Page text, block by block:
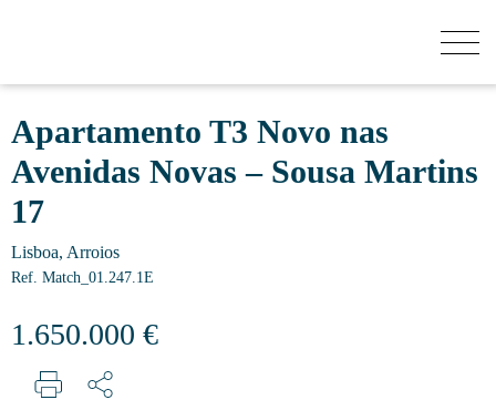
COMPRAR
Apartamento T3 Novo nas
Avenidas Novas – Sousa Martins
17
Lisboa, Arroios
Ref. Match_01.247.1E
1.650.000 €